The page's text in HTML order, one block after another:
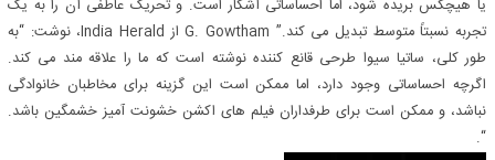
یا هیچکس بریده شود، اما احساساتی آشکار است. و تحریک عاطفی آن را به یک
تجربه نسبتاً متوسط تبدیل می کند.” G. Gowtham از India Herald، نوشت: “به
طور کلی، ساتیا سیوا طرحی قانع کننده نوشته است که ما را علاقه مند می کند.
اگرچه احساساتی وجود دارد، اما ممکن است این گزینه برای مخاطبان خانوادگی
نباشد، و ممکن است برای طرفداران فیلم های اکشن خشونت آمیز خشمگین باشد.
“.